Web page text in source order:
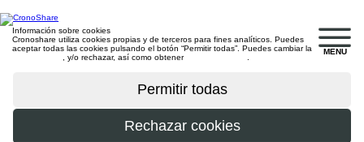
MENU
Información sobre cookies
Cronoshare utiliza cookies propias y de terceros para fines analíticos. Puedes
aceptar todas las cookies pulsando el botón “Permitir todas”. Puedes cambiar la
, y/o rechazar, así como obtener